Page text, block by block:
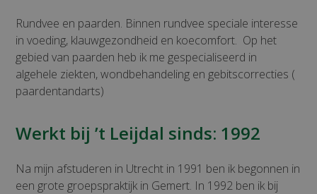
Rundvee en paarden. Binnen rundvee speciale interesse
in voeding, klauwgezondheid en koecomfort. Op het
gebied van paarden heb ik me gespecialiseerd in
algehele ziekten, wondbehandeling en gebitscorrecties (
paardentandarts)
Werkt bij ’t Leijdal sinds: 1992
Na mijn afstuderen in Utrecht in 1991 ben ik begonnen in
een grote groepspraktijk in Gemert. In 1992 ben ik bij